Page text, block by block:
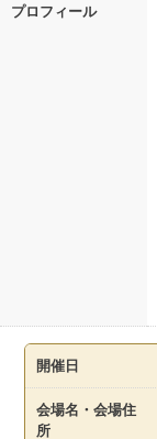
プロフィール
開催日
会場名・会場住
所